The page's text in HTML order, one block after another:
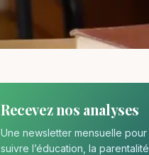
Recevez nos analyses
Une newsletter mensuelle pour
suivre l’éducation, la parentalité